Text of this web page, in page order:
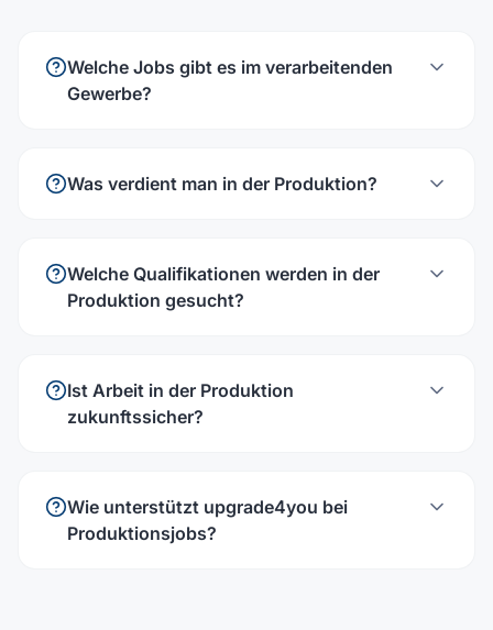
Welche Jobs gibt es im verarbeitenden
Gewerbe?
Was verdient man in der Produktion?
Welche Qualifikationen werden in der
Produktion gesucht?
Ist Arbeit in der Produktion
zukunftssicher?
Wie unterstützt upgrade4you bei
Produktionsjobs?